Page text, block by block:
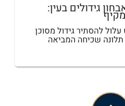
גידולים בעין:
להסתיר גידול מסוכן
תלונה שכיחה המביאה